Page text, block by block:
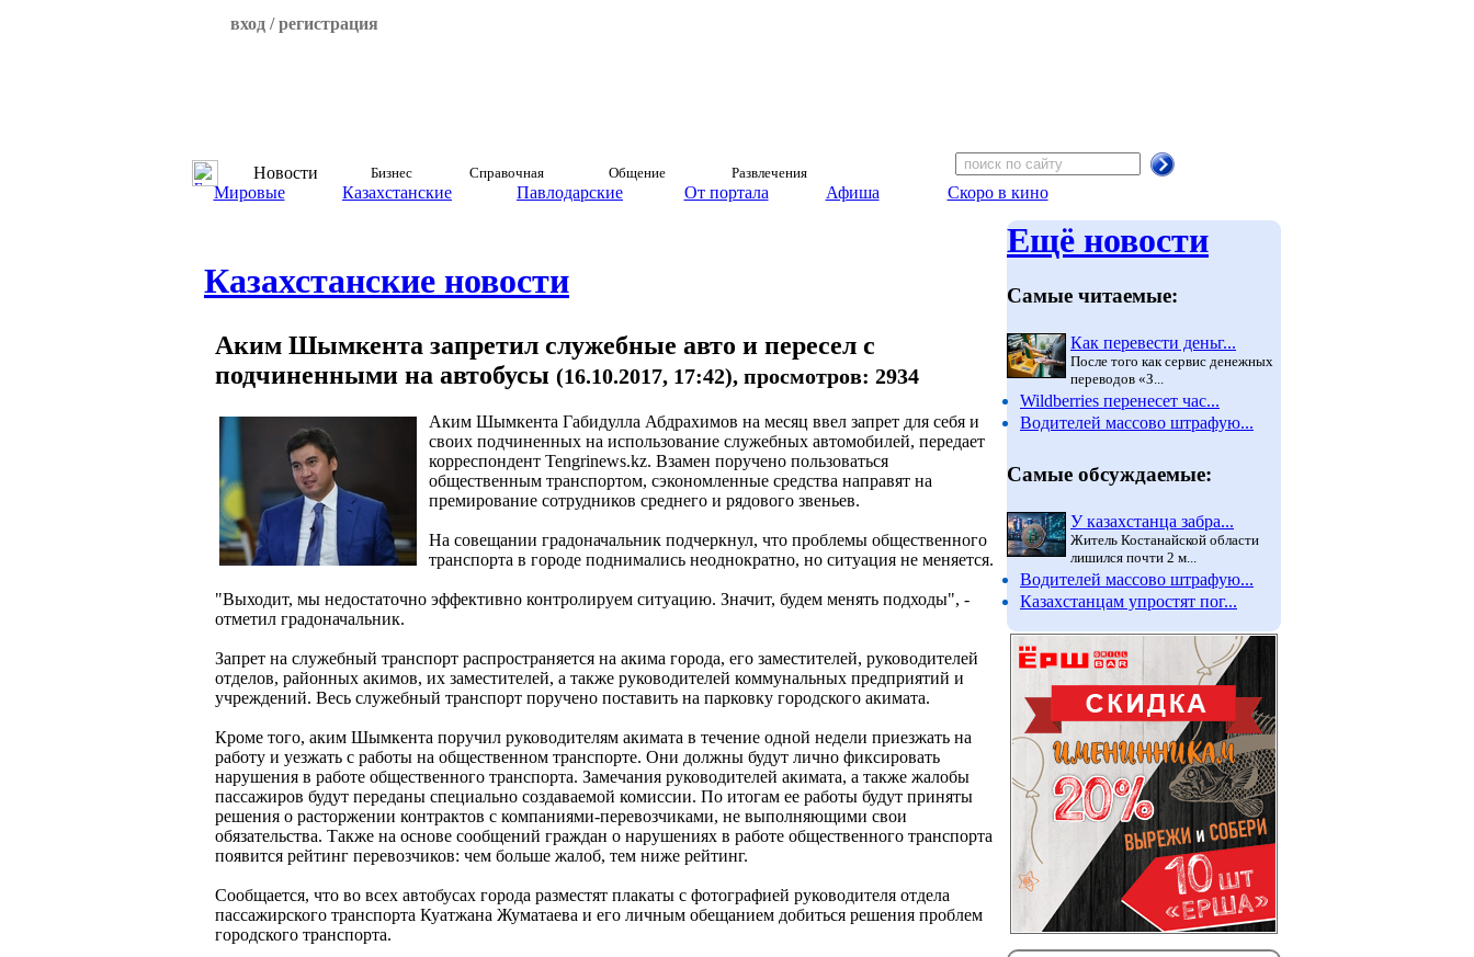
вход / регистрация
Новости Бизнес Справочная Общение Развлечения
Мировые Казахстанские Павлодарские От портала Афиша Скоро в кино
Казахстанские новости
Аким Шымкента запретил служебные авто и пересел с
подчиненными на автобусы (16.10.2017, 17:42), просмотров: 2934
Аким Шымкента Габидулла Абдрахимов на месяц ввел запрет для себя и
своих подчиненных на использование служебных автомобилей, передает
корреспондент Tengrinews.kz. Взамен поручено пользоваться
общественным транспортом, сэкономленные средства направят на
премирование сотрудников среднего и рядового звеньев.
На совещании градоначальник подчеркнул, что проблемы общественного
транспорта в городе поднимались неоднократно, но ситуация не меняется.
"Выходит, мы недостаточно эффективно контролируем ситуацию. Значит, будем менять подходы", -
отметил градоначальник.
Запрет на служебный транспорт распространяется на акима города, его заместителей, руководителей
отделов, районных акимов, их заместителей, а также руководителей коммунальных предприятий и
учреждений. Весь служебный транспорт поручено поставить на парковку городского акимата.
Кроме того, аким Шымкента поручил руководителям акимата в течение одной недели приезжать на
работу и уезжать с работы на общественном транспорте. Они должны будут лично фиксировать
нарушения в работе общественного транспорта. Замечания руководителей акимата, а также жалобы
пассажиров будут переданы специально создаваемой комиссии. По итогам ее работы будут приняты
решения о расторжении контрактов с компаниями-перевозчиками, не выполняющими свои
обязательства. Также на основе сообщений граждан о нарушениях в работе общественного транспорта
появится рейтинг перевозчиков: чем больше жалоб, тем ниже рейтинг.
Сообщается, что во всех автобусах города разместят плакаты с фотографией руководителя отдела
пассажирского транспорта Куатжана Жуматаева и его личным обещанием добиться решения проблем
городского транспорта.
Ещё новости
Самые читаемые:
Как перевести деньг...
После того как сервис денежных
переводов «З...
Wildberries перенесет час...
Водителей массово штрафую...
Самые обсуждаемые:
У казахстанца забра...
Житель Костанайской области
лишился почти 2 м...
Водителей массово штрафую...
Казахстанцам упростят пог...